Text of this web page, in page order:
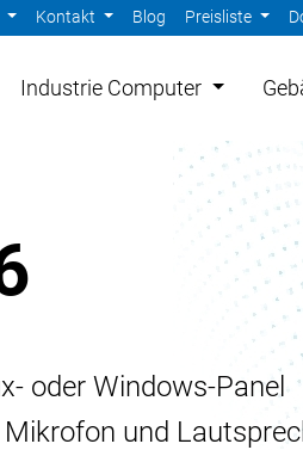
Kontakt Blog Preisliste
Industrie Computer
oder Windows-Panel
und